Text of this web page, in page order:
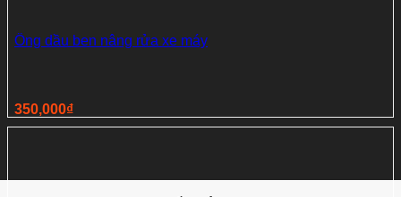
Ống dầu ben nâng rửa xe máy
350,000₫